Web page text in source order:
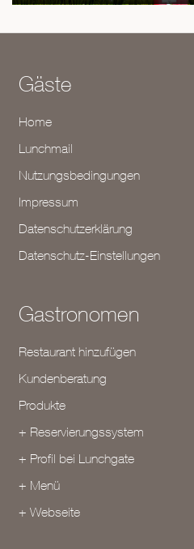
Gäste
Home
Lunchmail
Nutzungsbedingungen
Impressum
Datenschutzerklärung
Datenschutz-Einstellungen
Gastronomen
Restaurant hinzufügen
Kundenberatung
Produkte
+ Reservierungssystem
+ Profil bei Lunchgate
+ Menü
+ Webseite